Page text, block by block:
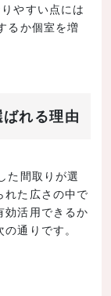
やすい点には
るか個室を増
れる理由
た間取りが選
れた広さの中で
効活用できるか
通りです。